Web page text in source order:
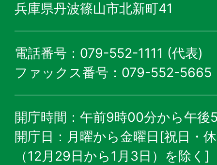
兵庫県丹波篠山市北新町41
電話番号：079-552-1111 (代表)
ファックス番号：079-552-5665
開庁時間：午前9時00分から午後
開庁日：月曜から金曜日[祝日・
（12月29日から1月3日）を除く]